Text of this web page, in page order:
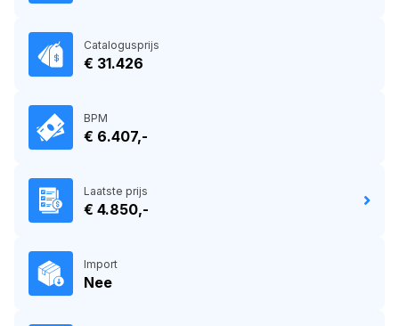
Catalogusprijs
€ 31.426
BPM
€ 6.407,-
Laatste prijs
€ 4.850,-
Import
Nee